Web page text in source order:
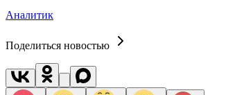
Аналитик
Поделиться новостью